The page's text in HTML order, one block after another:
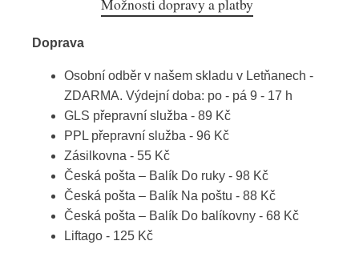
Možnosti dopravy a platby
Doprava
Osobní odběr v našem skladu v Letňanech -
ZDARMA. Výdejní doba: po - pá 9 - 17 h
GLS přepravní služba - 89 Kč
PPL přepravní služba - 96 Kč
Zásilkovna - 55 Kč
Česká pošta – Balík Do ruky - 98 Kč
Česká pošta – Balík Na poštu - 88 Kč
Česká pošta – Balík Do balíkovny - 68 Kč
Liftago - 125 Kč